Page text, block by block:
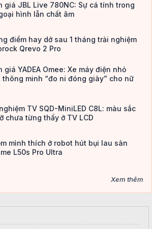
giá JBL Live 780NC: Sự cá tính trong
hình lẫn chất âm
điểm hay dở sau 1 tháng trải nghiệm
Qrevo 2 Pro
giá YADEA Omee: Xe máy điện nhỏ
thông minh “đo ni đóng giày” cho nữ
TV SQD-MiniLED C8L: màu sắc
chưa từng thấy ở TV LCD
mình thích ở robot hút bụi lau sàn
L50s Pro Ultra
Xem thêm